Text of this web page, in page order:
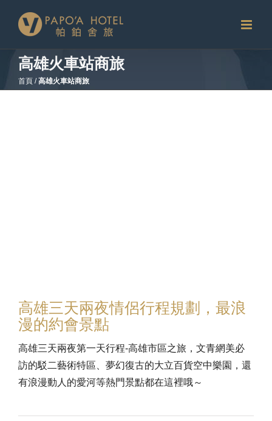
高雄火車站商旅
首頁 /高雄火車站商旅
高雄三天兩夜情侶行程規劃，最浪
漫的約會景點
高雄三天兩夜第一天行程-高雄市區之旅，文青網美必
訪的駁二藝術特區、夢幻復古的大立百貨空中樂園，還
有浪漫動人的愛河等熱門景點都在這裡哦～